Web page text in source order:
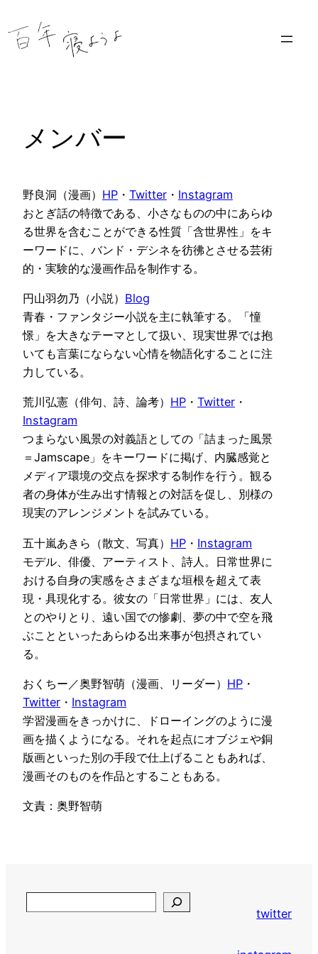
容
メンバー
野良洞（漫画） HP ・ Twitter ・ Instagram
おとぎ話の特徴である、小さなものの中にあらゆ
る世界を含むことができる性質「含世界性」をキ
ーワードに、バンド・デシネを彷彿とさせる芸術
的・実験的な漫画作品を制作する。
円山羽勿乃（小説） Blog
青春・ファンタジー小説を主に執筆する。「憧
憬」を大きなテーマとして扱い、現実世界では抱
いても言葉にならない心情を物語化することに注
力している。
荒川弘憲（俳句、詩、論考） HP ・ Twitter ・
Instagram
つまらない風景の対義語としての「詰まった風景
＝Jamscape」をキーワードに掲げ、内臓感覚と
メディア環境の交点を探求する制作を行う。観る
者の身体が生み出す情報との対話を促し、別様の
現実のアレンジメントを試みている。
五十嵐あきら（散文、写真） HP ・ Instagram
モデル、俳優、アーティスト、詩人。日常世界に
おける自身の実感をさまざまな垣根を超えて表
現・具現化する。彼女の「日常世界」には、友人
とのやりとり、遠い国での惨劇、夢の中で空を飛
ぶことといったあらゆる出来事が包摂されてい
る。
おくちー／奥野智萌（漫画、リーダー） HP ・
Twitter ・ Instagram
学習漫画をきっかけに、ドローイングのように漫
画を描くようになる。それを起点にオブジェや銅
版画といった別の手段で仕上げることもあれば、
漫画そのものを作品とすることもある。
文責：奥野智萌
twitter